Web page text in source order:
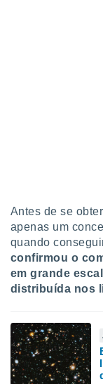
os
de
de dados
fontes,
e melhorar
dados
através
Antes de se
apenas um
quando
confirmou o
em grande
distribuída nos